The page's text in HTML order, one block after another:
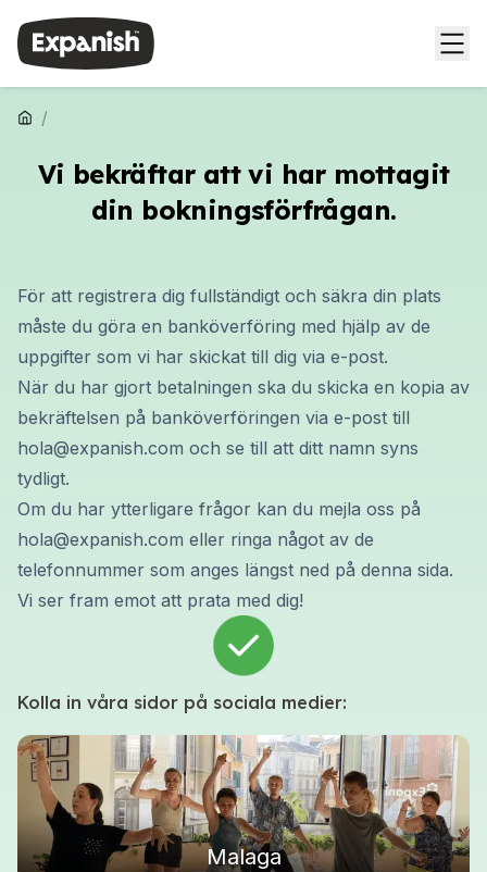
/
Vi bekräftar att vi har mottagit
din bokningsförfrågan.
För att registrera dig fullständigt och säkra din plats
måste du göra en banköverföring med hjälp av de
uppgifter som vi har skickat till dig via e-post.
När du har gjort betalningen ska du skicka en kopia av
bekräftelsen på banköverföringen via e-post till
hola@expanish.com och se till att ditt namn syns
tydligt.
Om du har ytterligare frågor kan du mejla oss på
hola@expanish.com eller ringa något av de
telefonnummer som anges längst ned på denna sida.
Vi ser fram emot att prata med dig!
Kolla in våra sidor på sociala medier:
Malaga